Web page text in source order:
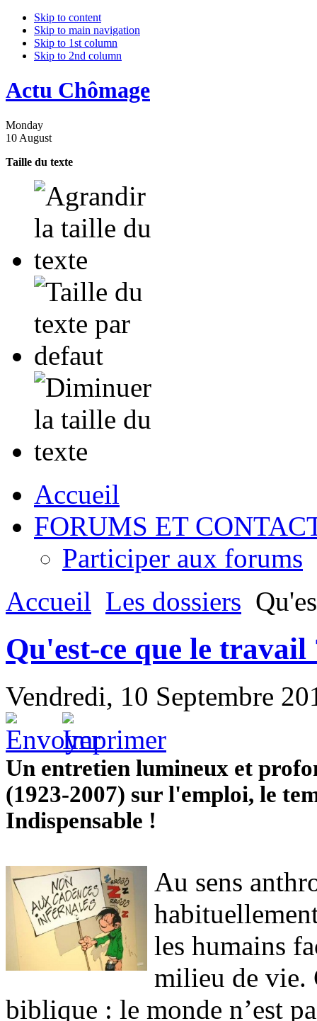
Skip to content
Skip to main navigation
Skip to 1st column
Skip to 2nd column
Actu Chômage
Monday
10 August
Taille du texte
Accueil
FORUMS ET
Participer aux forums
Accueil Les dossiers
Qu'est-ce que le travail
Vendredi, 10 Septembre
Un entretien lumineux et
(1923-2007) sur l'emploi, le
Indispensable !
Au sens
les humains
milieu de vie.
biblique : le monde n’est